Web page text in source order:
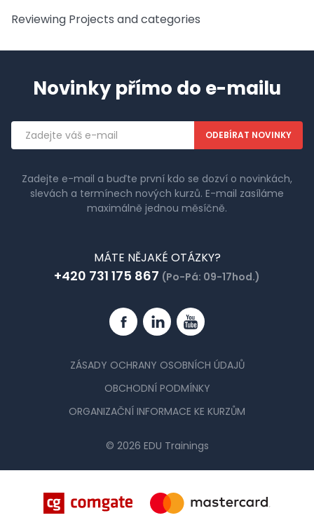
Reviewing Projects and categories
Novinky přímo do e-mailu
Emailová
adresa
Zadejte e-mail a buďte první kdo se dozví o novinkách,
slevách a termínech nových kurzů. E-mail zasíláme
maximálně jednou měsíčně.
MÁTE NĚJAKÉ OTÁZKY?
+420 731 175 867 (Po-Pá: 09-17hod.)
FacebookLinkedinYouTube
ZÁSADY OCHRANY OSOBNÍCH ÚDAJŮ
OBCHODNÍ PODMÍNKY
ORGANIZAČNÍ INFORMACE KE KURZŮM
© 2026 EDU Trainings